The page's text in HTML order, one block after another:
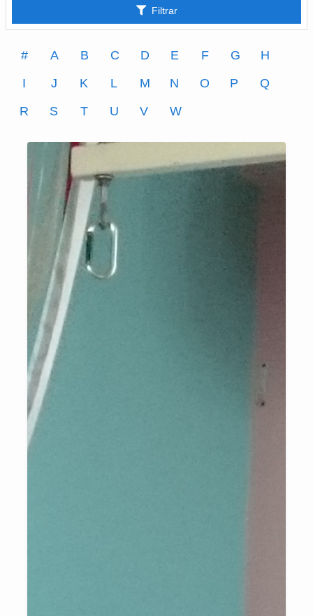
Filtrar
# A B C D E F G
H
I
J K L M N O P
Q
R
S T U V W